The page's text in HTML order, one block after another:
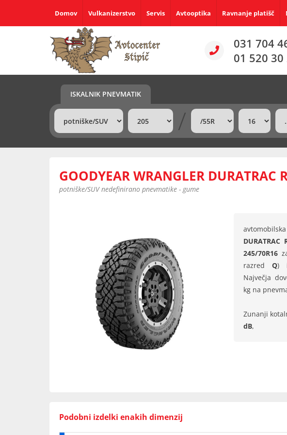
Domov Vulkanizerstvo Servis Avtooptika Ravnanje platišč
031 704
01 520 30
ISKALNIK PNEVMATIK
/
GOODYEAR WRANGLER DURATRAC
potniške/SUV nedefinirano pnevmatike - gume
DURATRAC
245/70R16
razred Q)
Največja
kg na
Zunanji
dB,
Podobni izdelki enakih dimenzij